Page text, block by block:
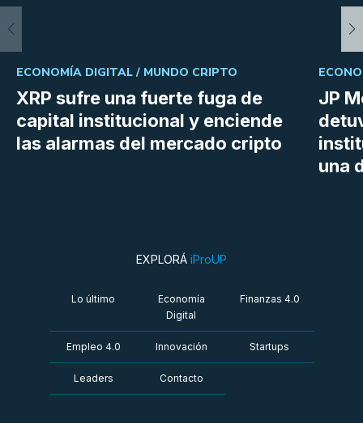
XRP sufre una fuerte fuga de
capital institucional y enciende
las alarmas del mercado cripto
ECONOMÍA DIGITAL / MUNDO CRIPTO
JP
una
EXPLORÁ iProUP
Lo último
Economía
Digital
Finanzas 4.0
Empleo 4.0 Innovación Startups
Leaders Contacto